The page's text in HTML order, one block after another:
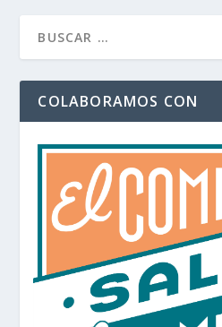
COLABORAMOS CON